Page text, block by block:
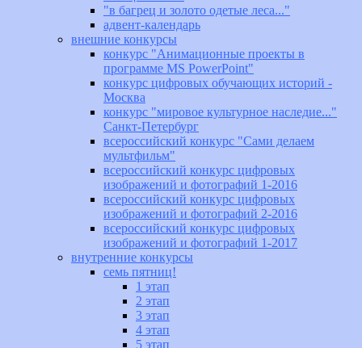
"в багрец и золото одетые леса..."
адвент-календарь
внешние конкурсы
конкурс "Анимационные проекты в
программе MS PowerPoint"
конкурс цифровых обучающих историй -
Москва
конкурс "мировое культурное наследие..."
Санкт-Петербург
всероссийский конкурс "Сами делаем
мультфильм"
всероссийский конкурс цифровых
изображений и фотографий 1-2016
всероссийский конкурс цифровых
изображений и фотографий 2-2016
всероссийский конкурс цифровых
изображений и фотографий 1-2017
внутренние конкурсы
семь пятниц!
1 этап
2 этап
3 этап
4 этап
5 этап